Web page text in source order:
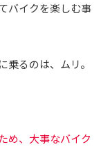
バイクを楽しむ事
るのは、ムリ。
め、大事なバイク